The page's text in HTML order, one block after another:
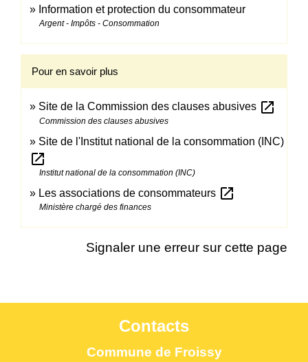
Information et protection du consommateur
Argent - Impôts - Consommation
Pour en savoir plus
Site de la Commission des clauses abusives open_in_new
Commission des clauses abusives
Site de l'Institut national de la consommation (INC)
open_in_new
Institut national de la consommation (INC)
Les associations de consommateurs open_in_new
Ministère chargé des finances
Signaler une erreur sur cette page
Contacts
Commune de Froissy